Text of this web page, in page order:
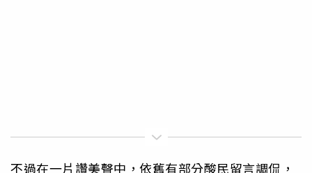
不過在一片讚美聲中，依舊有部分酸民留言調侃，